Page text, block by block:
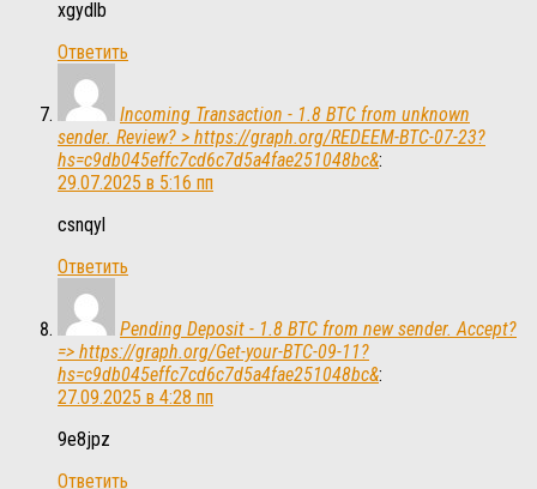
xgydlb
Ответить
Incoming Transaction - 1.8 BTC from unknown
sender. Review? > https://graph.org/REDEEM-BTC-07-23?
hs=c9db045effc7cd6c7d5a4fae251048bc&:
29.07.2025 в 5:16 пп
csnqyl
Ответить
Pending Deposit - 1.8 BTC from new sender. Accept?
=> https://graph.org/Get-your-BTC-09-11?
hs=c9db045effc7cd6c7d5a4fae251048bc&:
27.09.2025 в 4:28 пп
9e8jpz
Ответить